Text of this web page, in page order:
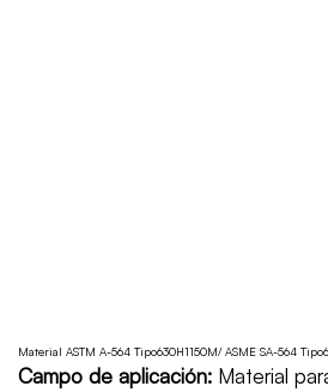
Material ASTM A-564 Tipo630H1150M/ ASME SA-564
Campo de aplicación: Material